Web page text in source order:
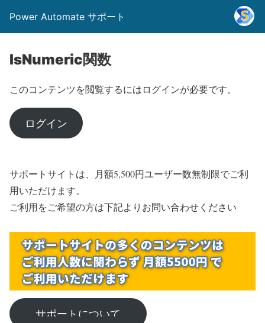
Power Automate サポート
IsNumeric関数
このコンテンツを閲覧するにはログインが必要です。
ログイン
サポートサイトは、月額5,500円ユーザー数無制限でご利
用いただけます。
ご利用をご希望の方は下記よりお問い合わせください
サポートについて